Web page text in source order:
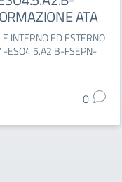
ATA
INTERNO ED ESTERNO
-ESO4.5.A2.B-FSEPN-
0